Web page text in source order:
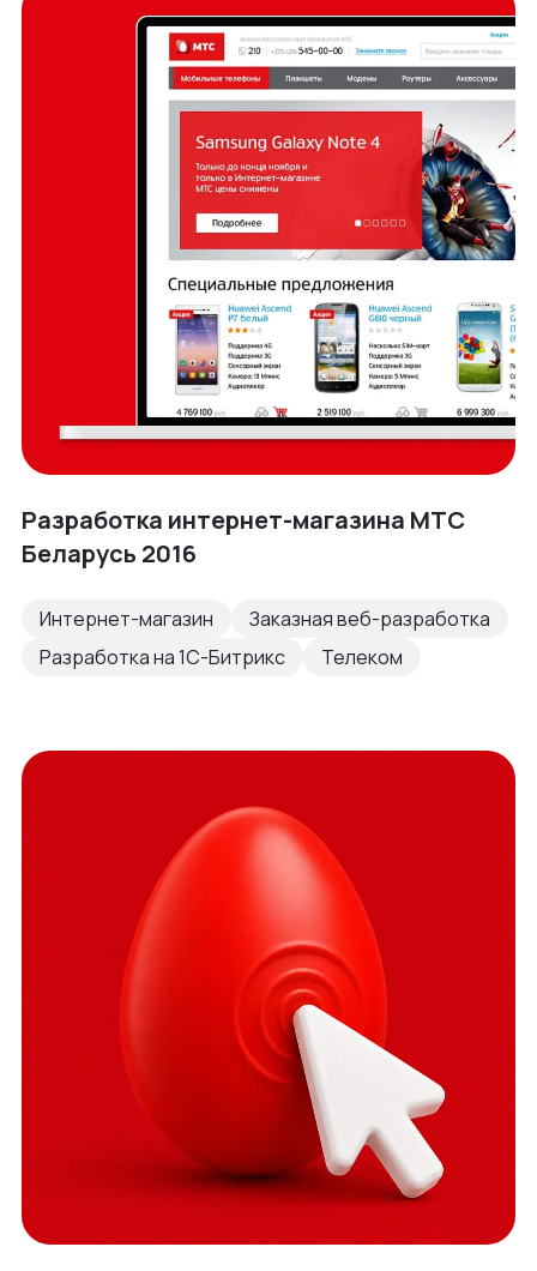
Разработка интернет-магазина МТС
Беларусь 2016
Интернет-магазин
Заказная веб-разработка
Разработка на 1С-Битрикс
Телеком